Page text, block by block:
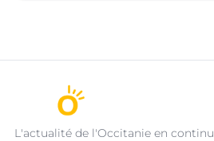
L'actualité de l'Occitanie en continu